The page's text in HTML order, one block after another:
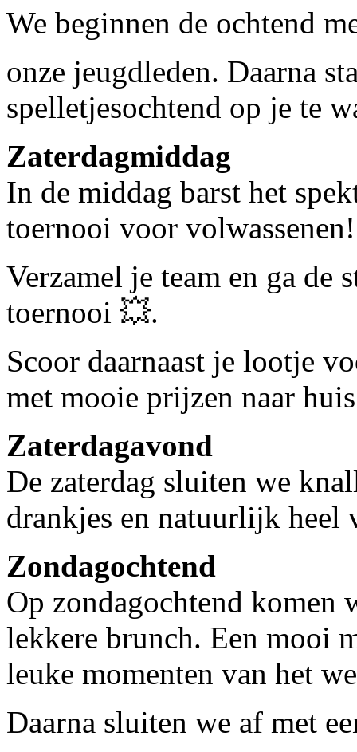
We beginnen de ochtend
onze jeugdleden. Daarna
spelletjesochtend op je te
Zaterdagmiddag
In de middag barst het
toernooi voor volwassenen!
Verzamel je team en ga de
toernooi 💥.
Scoor daarnaast je lootje
met mooie prijzen naar
Zaterdagavond
De zaterdag sluiten we
drankjes en natuurlijk heel
Zondagochtend
Op zondagochtend komen
lekkere brunch. Een mooi
leuke momenten van het
Daarna sluiten we af met